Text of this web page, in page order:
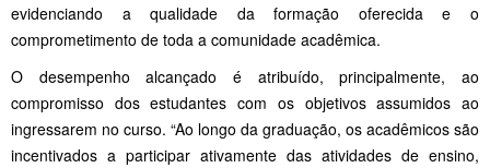
evidenciando a qualidade da formação oferecida e o
comprometimento de toda a comunidade acadêmica.
O desempenho alcançado é atribuído, principalmente, ao
compromisso dos estudantes com os objetivos assumidos ao
ingressarem no curso. “Ao longo da graduação, os acadêmicos são
incentivados a participar ativamente das atividades de ensino,